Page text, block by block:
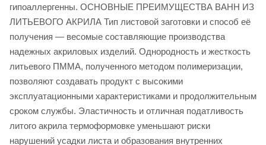
гипоаллергенны. ОСНОВНЫЕ ПРЕИМУЩЕСТВА ВАНН ИЗ
ЛИТЬЕВОГО АКРИЛА Тип листовой заготовки и способ её
получения — весомые составляющие производства
надежных акриловых изделий. Однородность и жесткость
литьевого ПММА, полученного методом полимеризации,
позволяют создавать продукт с высокими
эксплуатационными характеристиками и продолжительным
сроком службы. Эластичность и отличная податливость
литого акрила термоформовке уменьшают риски
нарушений усадки листа и образования внутренних